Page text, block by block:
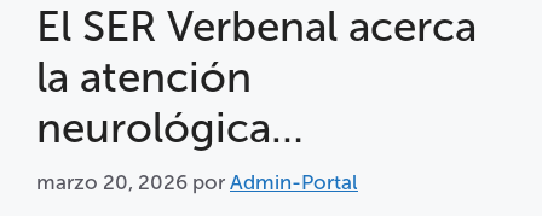
El SER Verbenal acerca
la atención
neurológica…
marzo 20, 2026 por Admin-Portal